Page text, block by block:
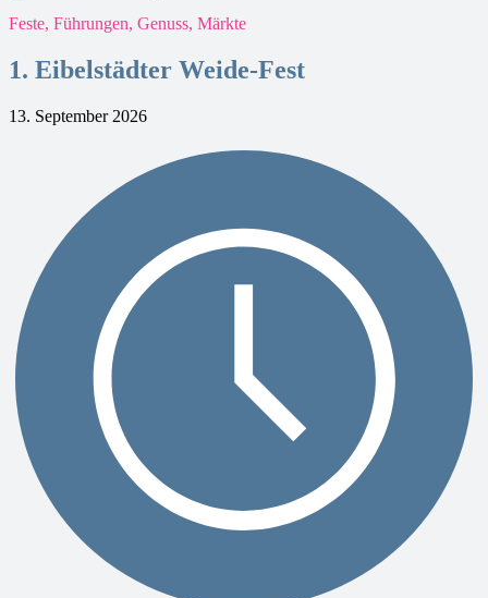
Feste, Führungen, Genuss, Märkte
1. Eibelstädter Weide-Fest
13. September 2026